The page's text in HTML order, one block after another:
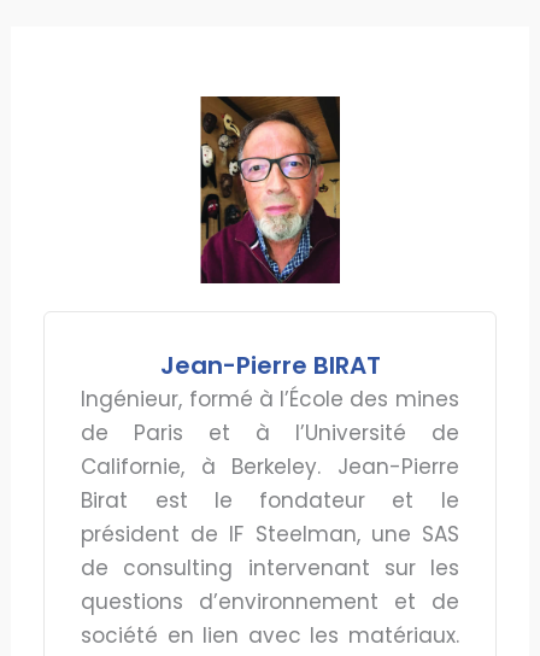
Jean-Pierre BIRAT
Ingénieur, formé à l’École des mines
de Paris et à l’Université de
Californie, à Berkeley. Jean-Pierre
Birat est le fondateur et le
président de IF Steelman, une SAS
de consulting intervenant sur les
questions d’environnement et de
société en lien avec les matériaux.